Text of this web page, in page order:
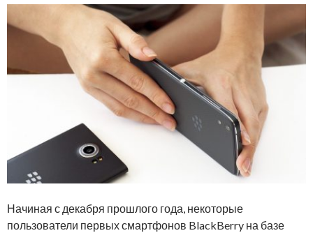
Начиная с декабря прошлого года, некоторые
пользователи первых смартфонов BlackBerry на базе